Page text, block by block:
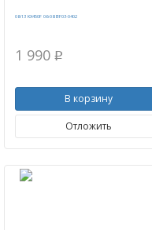
1 990 p
В корзину
Отложить